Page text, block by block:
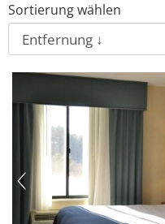
Sortierung wählen